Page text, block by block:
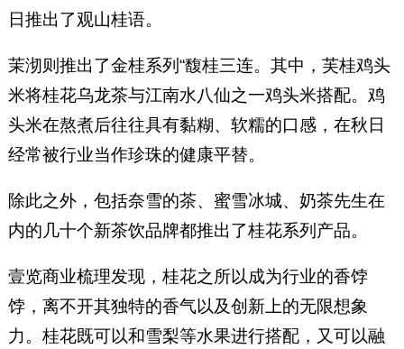
日推出了观山桂语。
茉沏则推出了金桂系列“馥桂三连。其中，芙桂鸡头
米将桂花乌龙茶与江南水八仙之一鸡头米搭配。鸡
头米在熬煮后往往具有黏糊、软糯的口感，在秋日
经常被行业当作珍珠的健康平替。
除此之外，包括奈雪的茶、蜜雪冰城、奶茶先生在
内的几十个新茶饮品牌都推出了桂花系列产品。
壹览商业梳理发现，桂花之所以成为行业的香饽
饽，离不开其独特的香气以及创新上的无限想象
力。桂花既可以和雪梨等水果进行搭配，又可以融